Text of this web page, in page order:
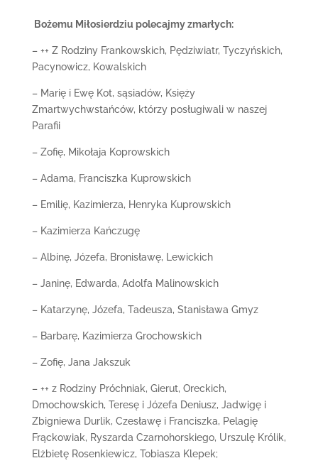
Bożemu Miłosierdziu polecajmy zmarłych:
– ++ Z Rodziny Frankowskich, Pędziwiatr, Tyczyńskich,
Pacynowicz, Kowalskich
– Marię i Ewę Kot, sąsiadów, Księży
Zmartwychwstańców, którzy posługiwali w naszej
Parafii
– Zofię, Mikołaja Koprowskich
– Adama, Franciszka Kuprowskich
– Emilię, Kazimierza, Henryka Kuprowskich
– Kazimierza Kańczugę
– Albinę, Józefa, Bronisławę, Lewickich
– Janinę, Edwarda, Adolfa Malinowskich
– Katarzynę, Józefa, Tadeusza, Stanisława Gmyz
– Barbarę, Kazimierza Grochowskich
– Zofię, Jana Jakszuk
– ++ z Rodziny Próchniak, Gierut, Oreckich,
Dmochowskich, Teresę i Józefa Deniusz, Jadwigę i
Zbigniewa Durlik, Czesławę i Franciszka, Pelagię
Frąckowiak, Ryszarda Czarnohorskiego, Urszulę Królik,
Elżbietę Rosenkiewicz, Tobiasza Klepek;